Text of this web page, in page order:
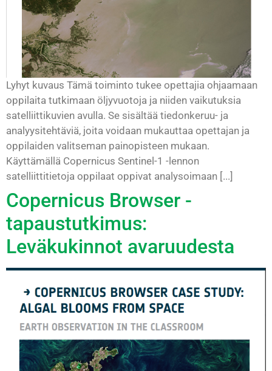
Lyhyt kuvaus Tämä toiminto tukee opettajia ohjaamaan
oppilaita tutkimaan öljyvuotoja ja niiden vaikutuksia
satelliittikuvien avulla. Se sisältää tiedonkeruu- ja
analyysitehtäviä, joita voidaan mukauttaa opettajan ja
oppilaiden valitseman painopisteen mukaan.
Käyttämällä Copernicus Sentinel-1 -lennon
satelliittitietoja oppilaat oppivat analysoimaan [...]
Copernicus Browser -
tapaustutkimus:
Leväkukinnot avaruudesta